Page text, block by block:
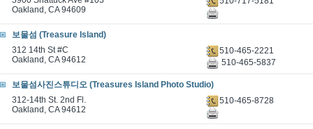
Oakland, CA 94609
보물섬 (Treasure Island)
312 14th St #C
Oakland, CA 94612
510-465-2221
510-465-5837
보물섬사진스튜디오 (Treasures Island Photo Studio)
312-14th St. 2nd Fl.
Oakland, CA 94612
510-465-8728